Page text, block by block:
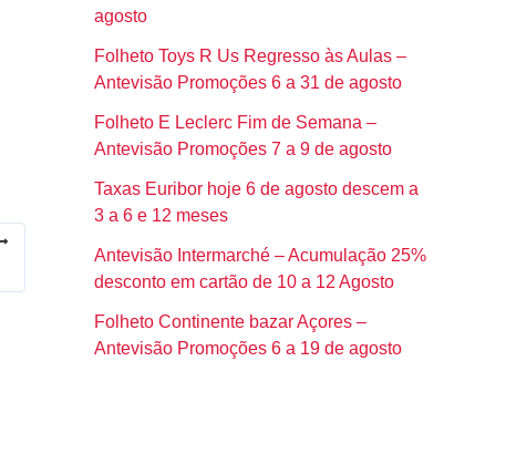
agosto
Folheto Toys R Us Regresso às Aulas –
Antevisão Promoções 6 a 31 de agosto
Folheto E Leclerc Fim de Semana –
Antevisão Promoções 7 a 9 de agosto
Taxas Euribor hoje 6 de agosto descem a
3 a 6 e 12 meses
Antevisão Intermarché – Acumulação 25%
desconto em cartão de 10 a 12 Agosto
Folheto Continente bazar Açores –
Antevisão Promoções 6 a 19 de agosto